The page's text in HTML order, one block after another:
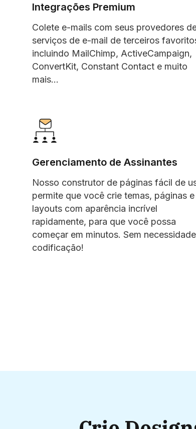
Integrações Premium
Colete e-mails com seus provedores
serviços de e-mail de terceiros
incluindo MailChimp, ActiveCampaign,
ConvertKit, Constant Contact e muito
mais...
Gerenciamento de Assinantes
Nosso construtor de páginas fácil de
permite que você crie temas, páginas e
layouts com aparência incrível
rapidamente, para que você possa
começar em minutos. Sem
codificação!